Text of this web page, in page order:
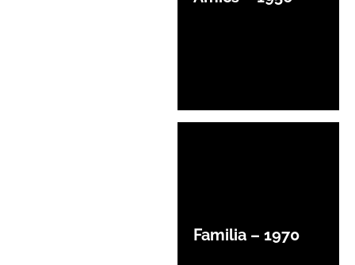
Familia – 1970